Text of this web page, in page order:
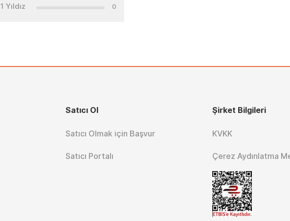
1 Yıldız 0
Satıcı Ol
Satıcı Olmak için Başvur
Satıcı Portalı
Şirket Bilgileri
KVKK
Çerez Aydınlatma